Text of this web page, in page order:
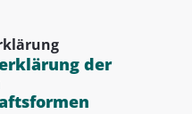
der